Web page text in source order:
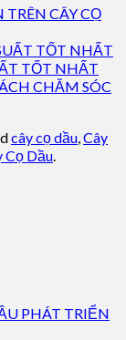
CÂY CỌ
TỐT NHẤT
CHĂM SÓC
cây cọ dầu,Cây
Cọ Dầu.
PHÁT TRIỂN